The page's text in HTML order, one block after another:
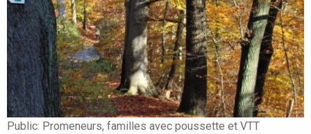
Public: Promeneurs, familles avec poussette et VTT